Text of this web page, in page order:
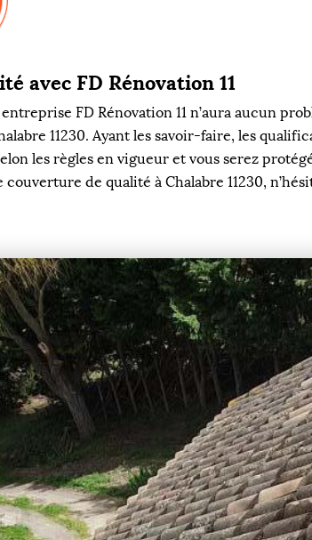
avec FD Rénovation 11
FD Rénovation 11 n’aura aucun
11230. Ayant les savoir-faire, les
les règles en vigueur et vous serez
de qualité à Chalabre 11230,